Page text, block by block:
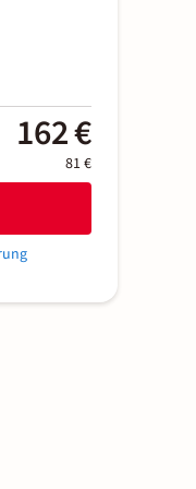
162 €
81 €